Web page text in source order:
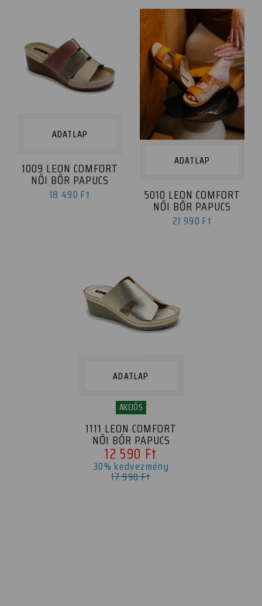
ADATLAP
1009 LEON COMFORT
NŐI BŐR PAPUCS
18 490 Ft
ADATLAP
5010 LEON COMFORT
NŐI BŐR PAPUCS
21 990 Ft
ADATLAP
AKCIÓS
1111 LEON COMFORT
NŐI BŐR PAPUCS
12 590 Ft
30% kedvezmény
17 990 Ft